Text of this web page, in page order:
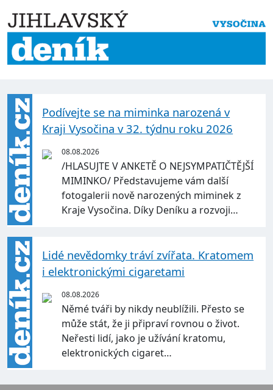
Podívejte se na miminka narozená v
Kraji Vysočina v 32. týdnu roku 2026
08.08.2026
/HLASUJTE V ANKETĚ O NEJSYMPATIČTĚJŠÍ
MIMINKO/ Představujeme vám další
fotogalerii nově narozených miminek z
Kraje Vysočina. Díky Deníku a rozvoji…
Lidé nevědomky tráví zvířata. Kratomem
i elektronickými cigaretami
08.08.2026
Němé tváři by nikdy neublížili. Přesto se
může stát, že ji připraví rovnou o život.
Neřesti lidí, jako je užívání kratomu,
elektronických cigaret…